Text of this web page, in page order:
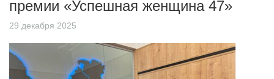
премии «Успешная женщина 47»
29 декабря 2025